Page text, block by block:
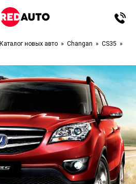
Каталог новых авто Changan CS35